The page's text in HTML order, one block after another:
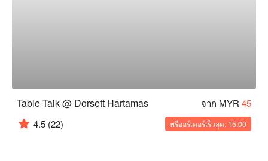
Table Talk @ Dorsett Hartamas จาก MYR 45
4.5 (22) พรีออร์เดอร์เร็วสุด: 15:00